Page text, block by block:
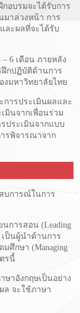
รมจะได้รับการ
มาล่วงหน้า การ
ละผลที่จะได้รับ
6 เดือน ภายหลัง
ฝึกปฏิบัติด้านการ
งมหาวิทยาลัยไทย
รประเมินผลและ
มินจากเพื่อนร่วม
ประเมินจากแบบ
รพิจารณาจาก
การณ์ในการ
ารสอน (Leading
เป็นผู้นำด้านการ
ศึกษา (Managing
รนี้
อังกฤษเป็นอย่าง
ล จะใช้ภาษา